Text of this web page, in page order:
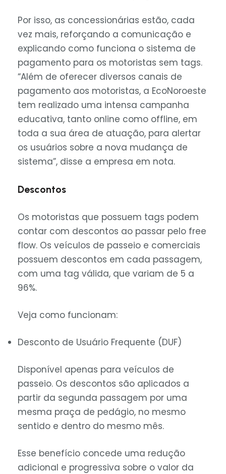
Por isso, as concessionárias estão, cada
vez mais, reforçando a comunicação e
explicando como funciona o sistema de
pagamento para os motoristas sem tags.
“Além de oferecer diversos canais de
pagamento aos motoristas, a EcoNoroeste
tem realizado uma intensa campanha
educativa, tanto online como offline, em
toda a sua área de atuação, para alertar
os usuários sobre a nova mudança de
sistema”, disse a empresa em nota.
Descontos
Os motoristas que possuem tags podem
contar com descontos ao passar pelo free
flow. Os veículos de passeio e comerciais
possuem descontos em cada passagem,
com uma tag válida, que variam de 5 a
96%.
Veja como funcionam:
Desconto de Usuário Frequente (DUF)
Disponível apenas para veículos de
passeio. Os descontos são aplicados a
partir da segunda passagem por uma
mesma praça de pedágio, no mesmo
sentido e dentro do mesmo mês.
Esse benefício concede uma redução
adicional e progressiva sobre o valor da